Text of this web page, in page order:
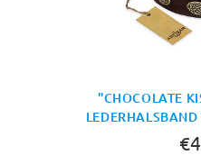
"CHOCOLATE